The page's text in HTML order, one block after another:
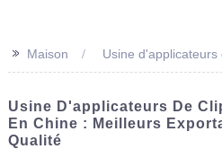
>> Maison Usine
Usine D'applicateurs De
En Chine : Meilleurs
Qualité